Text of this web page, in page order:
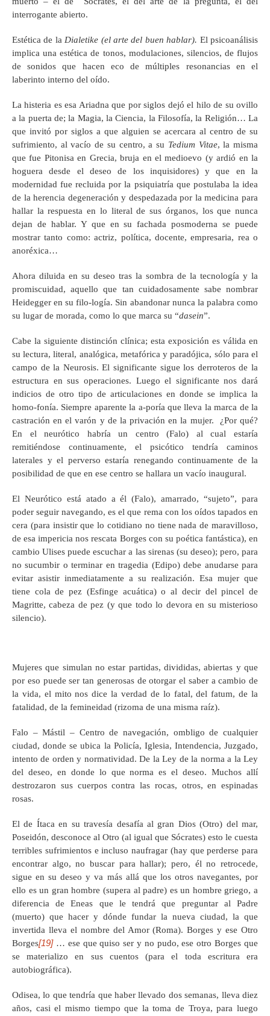
interrogante abierto.
Estética de laDialetike (el arte del buen hablar). El psicoanálisis
implica una estética de tonos, modulaciones, silencios, de flujos
de sonidos que hacen eco de múltiples resonancias en el
laberinto interno del oído.
La histeria es esa Ariadna que por siglos dejó el hilo de su ovillo
a la puerta de; la Magia, la Ciencia, la Filosofía, la Religión… La
que invitó por siglos a que alguien se acercara al centro de su
sufrimiento, al vacío de su centro, a su Tedium Vitae, la misma
que fue Pitonisa en Grecia, bruja en el medioevo (y ardió en la
hoguera desde el deseo de los inquisidores) y que en la
modernidad fue recluida por la psiquiatría que postulaba la idea
de la herencia degeneración y despedazada por la medicina para
hallar la respuesta en lo literal de sus órganos, los que nunca
dejan de hablar. Y que en su fachada posmoderna se puede
mostrar tanto como: actriz, política, docente, empresaria, rea o
anoréxica…
Ahora diluida en su deseo tras la sombra de la tecnología y la
promiscuidad, aquello que tan cuidadosamente sabe nombrar
Heidegger en su filo-logía. Sin abandonar nunca la palabra como
su lugar de morada, como lo que marca su “dasein”.
Cabe la siguiente distinción clínica; esta exposición es válida en
su lectura, literal, analógica, metafórica y paradójica, sólo para el
campo de la Neurosis. El significante sigue los derroteros de la
estructura en sus operaciones. Luego el significante nos dará
indicios de otro tipo de articulaciones en donde se implica la
homo-fonía. Siempre aparente la a-poría que lleva la marca de la
castración en el varón y de la privación en la mujer. ¿Por qué?
En el neurótico habría un centro (Falo) al cual estaría
remitiéndose continuamente, el psicótico tendría caminos
laterales y el perverso estaría renegando continuamente de la
posibilidad de que en ese centro se hallara un vacío inaugural.
El Neurótico está atado a él (Falo), amarrado, “sujeto”, para
poder seguir navegando, es el que rema con los oídos tapados en
cera (para insistir que lo cotidiano no tiene nada de maravilloso,
de esa impericia nos rescata Borges con su poética fantástica), en
cambio Ulises puede escuchar a las sirenas (su deseo); pero, para
no sucumbir o terminar en tragedia (Edipo) debe anudarse para
evitar asistir inmediatamente a su realización. Esa mujer que
tiene cola de pez (Esfinge acuática) o al decir del pincel de
Magritte, cabeza de pez (y que todo lo devora en su misterioso
silencio).
Mujeres que simulan no estar partidas, divididas, abiertas y que
por eso puede ser tan generosas de otorgar el saber a cambio de
la vida, el mito nos dice la verdad de lo fatal, del fatum, de la
fatalidad, de la femineidad (rizoma de una misma raíz).
Falo – Mástil – Centro de navegación, ombligo de cualquier
ciudad, donde se ubica la Policía, Iglesia, Intendencia, Juzgado,
intento de orden y normatividad. De la Ley de la norma a la Ley
del deseo, en donde lo que norma es el deseo. Muchos allí
destrozaron sus cuerpos contra las rocas, otros, en espinadas
rosas.
El de Ítaca en su travesía desafía al gran Dios (Otro) del mar,
Poseidón, desconoce al Otro (al igual que Sócrates) esto le cuesta
terribles sufrimientos e incluso naufragar (hay que perderse para
encontrar algo, no buscar para hallar); pero, él no retrocede,
sigue en su deseo y va más allá que los otros navegantes, por
ello es un gran hombre (supera al padre) es un hombre griego, a
diferencia de Eneas que le tendrá que preguntar al Padre
(muerto) que hacer y dónde fundar la nueva ciudad, la que
invertida lleva el nombre del Amor (Roma). Borges y ese Otro
Borges[19]… ese que quiso ser y no pudo, ese otro Borges que
se materializo en sus cuentos (para el toda escritura era
autobiográfica).
Odisea, lo que tendría que haber llevado dos semanas, lleva diez
años, casi el mismo tiempo que la toma de Troya, para luego